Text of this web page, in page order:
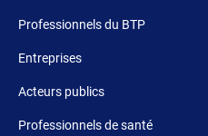
Professionnels du BTP
Entreprises
Acteurs publics
Professionnels de santé